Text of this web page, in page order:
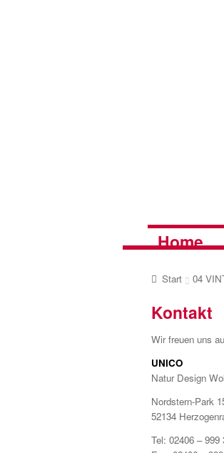
Home
Start 04
Kontakt
Wir freuen uns
UNICO
Natur Design
Nordstern-Park
52134
Tel: 02406 – 999